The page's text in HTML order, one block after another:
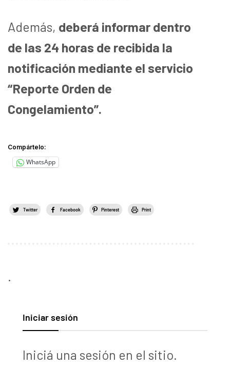
Además, deberá informar dentro
de las 24 horas de recibida la
notificación mediante el servicio
“Reporte Orden de
Congelamiento”.
Compártelo:
WhatsApp
Twitter Facebook Pinterest Print
.
Iniciar sesión
Iniciá una sesión en el sitio.